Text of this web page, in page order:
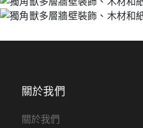
關於我們
關於我們